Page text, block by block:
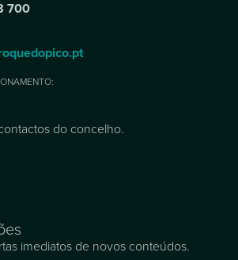
700
do concelho.
imediatos de novos conteúdos.